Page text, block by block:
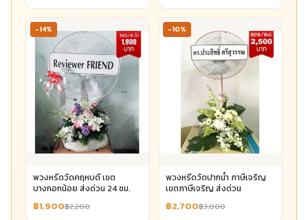
-14%
พวงหรีดวัดคฤหบดี เขต
บางกอกน้อย ส่งด่วน 24 ชม.
฿1,900฿2,200
-10%
พวงหรีดวัดปากน้ำ ภาษีเจริญ
เขตภาษีเจริญ ส่งด่วน
฿2,700฿3,000